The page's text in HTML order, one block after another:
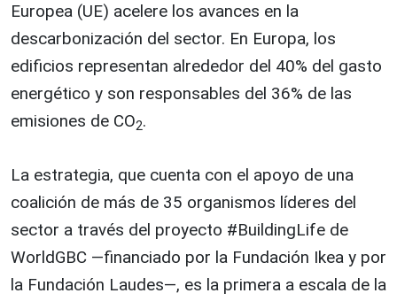
Europea (UE) acelere los avances en la
descarbonización del sector. En Europa, los
edificios representan alrededor del 40% del gasto
energético y son responsables del 36% de las
emisiones de CO2.
La estrategia, que cuenta con el apoyo de una
coalición de más de 35 organismos líderes del
sector a través del proyecto #BuildingLife de
WorldGBC —financiado por la Fundación Ikea y por
la Fundación Laudes—, es la primera a escala de la